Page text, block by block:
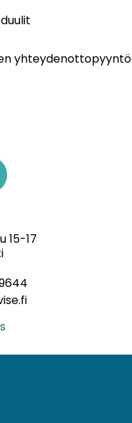
yhteydenottopyyntö
15-17